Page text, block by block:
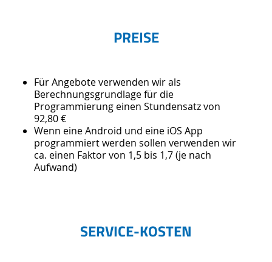
PREISE
Für Angebote verwenden wir als
Berechnungsgrundlage für die
Programmierung einen Stundensatz von
92,80 €
Wenn eine Android und eine iOS App
programmiert werden sollen verwenden wir
ca. einen Faktor von 1,5 bis 1,7 (je nach
Aufwand)
SERVICE-KOSTEN